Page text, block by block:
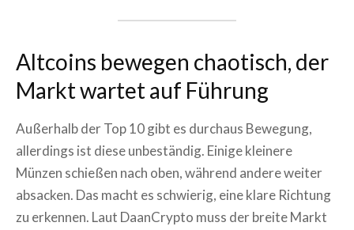
Altcoins bewegen chaotisch, der
Markt wartet auf Führung
Außerhalb der Top 10 gibt es durchaus Bewegung,
allerdings ist diese unbeständig. Einige kleinere
Münzen schießen nach oben, während andere weiter
absacken. Das macht es schwierig, eine klare Richtung
zu erkennen. Laut DaanCrypto muss der breite Markt